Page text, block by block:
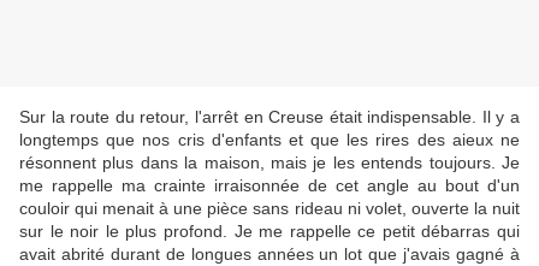
Sur la route du retour, l'arrêt en Creuse était indispensable. Il y a
longtemps que nos cris d'enfants et que les rires des aieux ne
résonnent plus dans la maison, mais je les entends toujours. Je
me rappelle ma crainte irraisonnée de cet angle au bout d'un
couloir qui menait à une pièce sans rideau ni volet, ouverte la nuit
sur le noir le plus profond. Je me rappelle ce petit débarras qui
avait abrité durant de longues années un lot que j'avais gagné à